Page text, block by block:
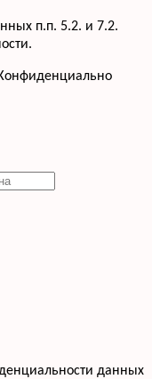
п.п. 5.2. и 7.2.
данных